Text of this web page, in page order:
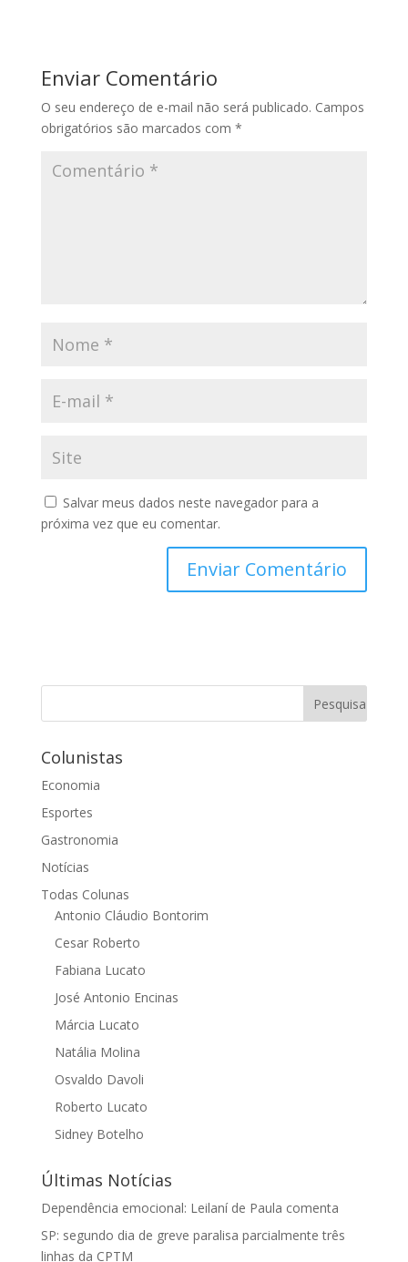
Enviar Comentário
O seu endereço de e-mail não será publicado. Campos
obrigatórios são marcados com *
Salvar meus dados neste navegador para a
próxima vez que eu comentar.
Colunistas
Economia
Esportes
Gastronomia
Notícias
Todas Colunas
Antonio Cláudio Bontorim
Cesar Roberto
Fabiana Lucato
José Antonio Encinas
Márcia Lucato
Natália Molina
Osvaldo Davoli
Roberto Lucato
Sidney Botelho
Últimas Notícias
Dependência emocional: Leilaní de Paula comenta
SP: segundo dia de greve paralisa parcialmente três
linhas da CPTM